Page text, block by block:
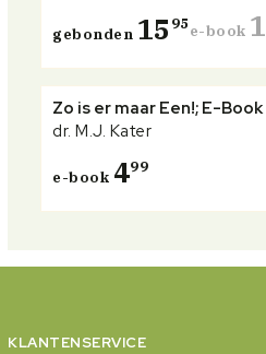
gebonden 15 95e-book
Zo is er maar Een!; E-Book
dr. M.J. Kater
e-book 499
KLANTENSERVICE